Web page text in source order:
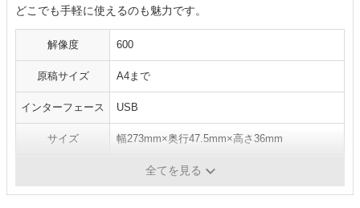
どこでも手軽に使えるのも魅力です。
解像度 600
原稿サイズ A4まで
インターフェース USB
サイズ 幅273mm×奥行47.5mm×高さ36mm
全てを見る